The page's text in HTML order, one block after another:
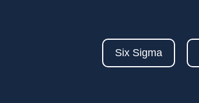
Six Sigma